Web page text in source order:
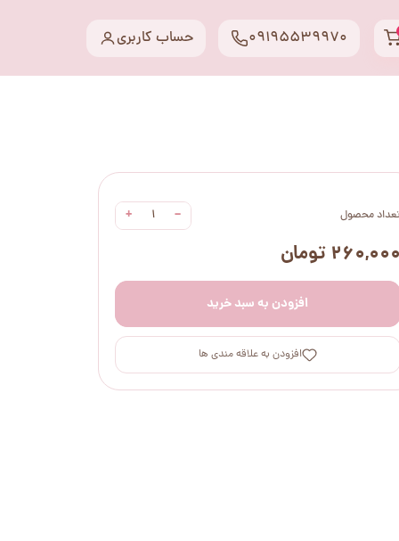
حساب کاربری 09195539970
محصول −
+
۲۶۰,۰۰۰ تومان
افزودن به سبد خرید
افزودن به علاقه مندی ها